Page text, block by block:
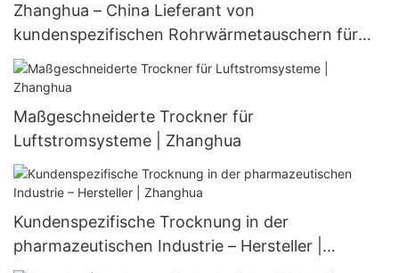
Zhanghua – China Lieferant von
kundenspezifischen Rohrwärmetauschern für
Kälteanlagen
Maßgeschneiderte Trockner für
Luftstromsysteme | Zhanghua
Kundenspezifische Trocknung in der
pharmazeutischen Industrie – Hersteller |